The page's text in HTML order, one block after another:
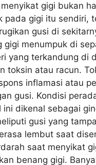
gigi bukan
pada gigi itu sendiri,
gusi di
gigi menumpuk di
yang terkandung di
toksin atau racun.
inflamasi atau
gusi. Kondisi
ini dikenal sebagai
gusi yang
lembut saat
saat menyikat
benang gigi.